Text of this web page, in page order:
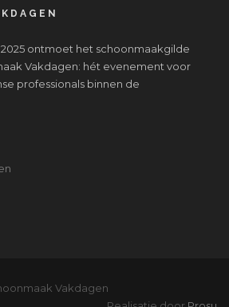
2025 ontmoet het schoonmaakgilde
Vakdagen: hét evenement voor
professionals binnen de
Vakdagen